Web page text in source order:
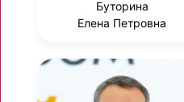
Буторина
Елена Петровна